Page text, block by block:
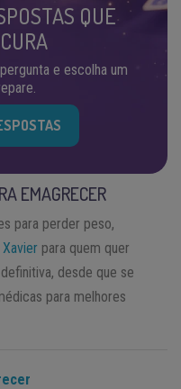
QUE
e escolha um
EMAGRECER
para perder peso,
para quem quer
desde que se
para melhores